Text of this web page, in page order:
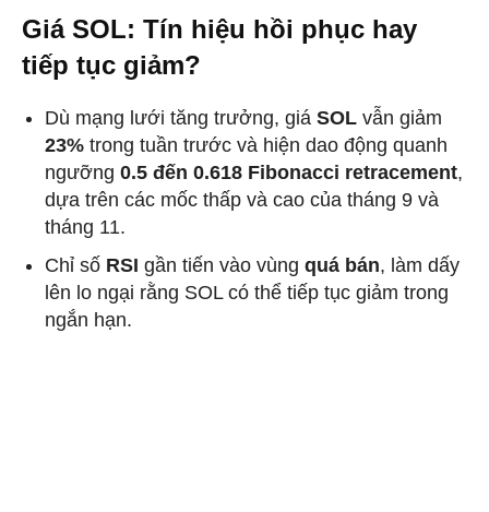
Giá SOL: Tín hiệu hồi phục hay
tiếp tục giảm?
Dù mạng lưới tăng trưởng, giá SOL vẫn giảm
23% trong tuần trước và hiện dao động quanh
ngưỡng 0.5 đến 0.618 Fibonacci retracement,
dựa trên các mốc thấp và cao của tháng 9 và
tháng 11.
Chỉ số RSI gần tiến vào vùng quá bán, làm dấy
lên lo ngại rằng SOL có thể tiếp tục giảm trong
ngắn hạn.